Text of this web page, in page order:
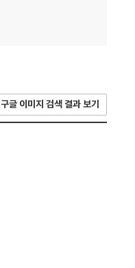
구글 이미지 검색 결과 보기